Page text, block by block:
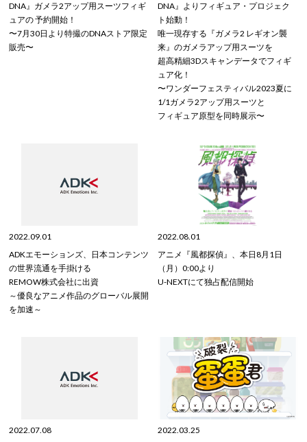
DNA』ガメラ2アップ用スーツフィギ
ュアの 予約開始！
〜7月30日より特撮のDNAストア限定
販売〜
DNA』よりフィギュア・プロジェク
ト始動！
唯一現存する『ガメラ2 レギオン襲
来』のガメラアップ用スーツを
超高精細3Dスキャンデータでフィギ
ュア化！
〜ワンダーフェスティバル2023夏に
1/1ガメラ2アップ用スーツと
フィギュア原型を同時展示〜
2022.09.01
ADKエモーションズ、日本コンテンツ
の世界流通を手掛ける
REMOW株式会社に出資
～優良なアニメ作品のグローバル展開
を加速～
2022.08.01
アニメ『風都探偵』、本日8月1日
（月）0:00より
U-NEXTにて独占配信開始
2022.07.08
2022.03.25